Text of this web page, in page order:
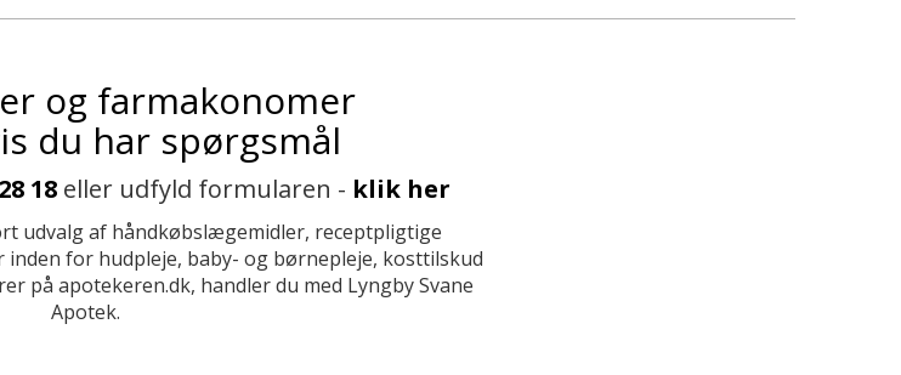
og farmakonomer
du har spørgsmål
18 eller udfyld formularen - klik her
udvalg af håndkøbslægemidler, receptpligtige
for hudpleje, baby- og børnepleje, kosttilskud
på apotekeren.dk, handler du med Lyngby Svane
Apotek.